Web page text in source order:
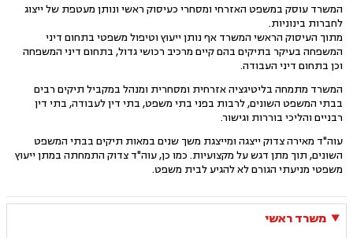
המשרד עוסק במשפט האזרחי ומסחרי כעיסוק ראשי ונותן מעטפת של ייצוג
לחברות בינוניות.
מתוך העיסוק הראשי המשרד אף נותן ייעוץ וטיפול משפטי בתחום דיני
המשפחה בעיקר בתיקים בהם קיים מרכיב רכושי גדול, בתחום דיני המשפחה
וכן בתחום דיני העבודה.
המשרד מתמחה בליטיגציה אזרחית ומסחרית ומנהל במקביל תיקים רבים
בבתי המשפט השונים, לרבות בפני בתי משפט, בתי דין לעבודה, בתי דין
רבניים והליכי בוררות וגישור.
עוה"ד מאירה צדוק ייצגה ומייצגת משך שנים במאות תיקים בבתי המשפט
השונים, תוך מתן דגש על מקצועיות. כמו כן, עוה"ד צדוק התמחתה במתן ייעוץ
משפטי מניעתי הגורם לא להגיע לבית משפט.
משרד ראשי